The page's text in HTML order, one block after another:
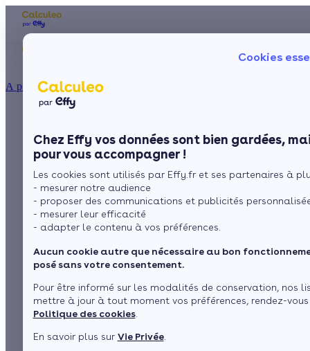
Cookies
Chez Effy vos données sont bien gardées,
pour vous accompagner !
Les cookies sont utilisés par Effy.fr et ses partenaires à
- mesurer notre audience
- proposer des communications et publicités
- mesurer leur efficacité
- adapter le contenu à vos préférences.
Aucun cookie autre que nécessaire au bon
posé sans votre consentement.
Pour être informé sur les modalités de conservation, nos
mettre à jour à tout moment vos préférences, rendez-
Politique des cookies.
En savoir plus sur Vie Privée.
À propos
Ma Prime Rénov'
Le chèque énergie
La TVA réduite
L'éco-prêt à taux zéro
Trouver mes aides
Nos conseils
Sol
Fenêtres
Le chauffe-eau
solaire monobloc
parL’équipe de rédaction 4 min de lecture
Sommaire
installation et entretien
Les différents types de chauffe-eau solaire monobloc
Voir plus